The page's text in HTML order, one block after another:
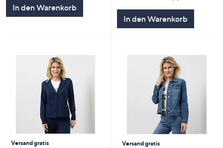
In den Warenkorb
von
In den Warenkorb
Versand gratis
Versand gratis